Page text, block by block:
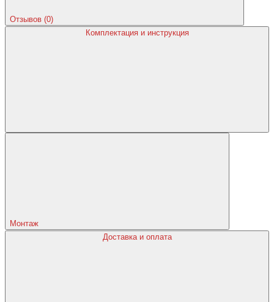
Отзывов (0)
Комплектация и инструкция
Монтаж
Доставка и оплата